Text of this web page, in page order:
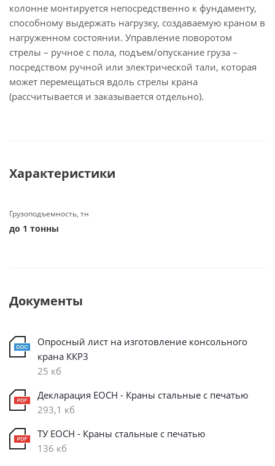
колонне монтируется непосредственно к фундаменту,
способному выдержать нагрузку, создаваемую краном в
нагруженном состоянии. Управление поворотом
стрелы – ручное с пола, подъем/опускание груза –
посредством ручной или электрической тали, которая
может перемещаться вдоль стрелы крана
(рассчитывается и заказывается отдельно).
Характеристики
Грузоподъемность, тн
до 1 тонны
Документы
Опросный лист на изготовление консольного
крана ККР3
25 кб
Декларация ЕОСН - Краны стальные с печатью
293,1 кб
ТУ ЕОСН - Краны стальные с печатью
136 кб